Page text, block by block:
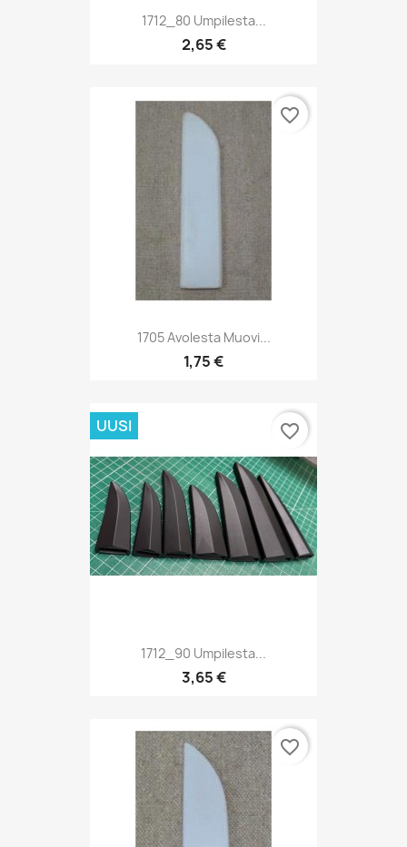
1712_80 Umpilesta...
2,65 €
1705 Avolesta Muovi...
1,75 €
favorite_border
1712_90 Umpilesta...
3,65 €
UUSI favorite_border
favorite_border